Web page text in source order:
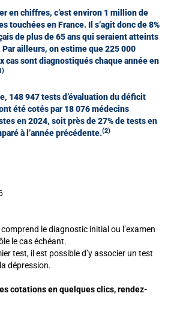
en chiffres, c’est environ 1 million de
touchées en France. Il s’agit donc de 8%
de plus de 65 ans qui seraient atteints
Par ailleurs, on estime que 225 000
cas sont diagnostiqués chaque année en
148 947 tests d’évaluation du déficit
été cotés par 18 076 médecins
en 2024, soit près de 27% de tests en
à l’année précédente.(2)
le diagnostic initial ou l’examen
le cas échéant.
test, il est possible d’y associer un test
dépression.
cotations en quelques clics, rendez-